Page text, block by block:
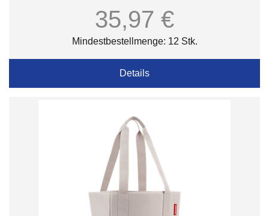
35,97 €
Mindestbestellmenge: 12 Stk.
Details